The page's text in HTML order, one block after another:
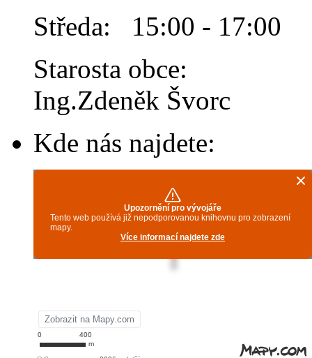
Středa: 15:00 - 17:00
Starosta obce:
Ing.Zdeněk Švorc
Kde nás najdete: